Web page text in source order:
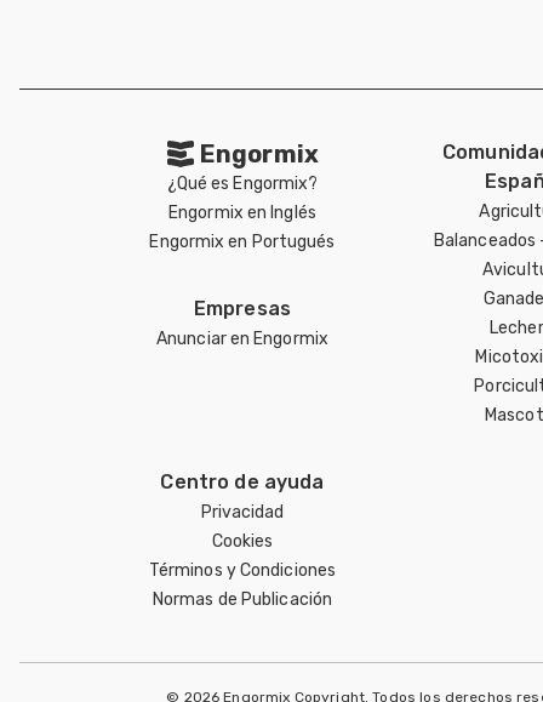
Engormix
¿Qué es Engormix?
Engormix en Inglés
Engormix en Portugués
Empresas
Anunciar en Engormix
Balanceados
Centro de ayuda
Privacidad
Cookies
Términos y Condiciones
Normas de Publicación
© 2026 Engormix Copyright. Todos los derechos